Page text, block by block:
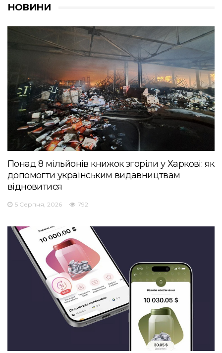
НОВИНИ
Понад 8 мільйонів книжок згоріли у Харкові: як
допомогти українським видавництвам
відновитися
5 Серпня, 2026 792